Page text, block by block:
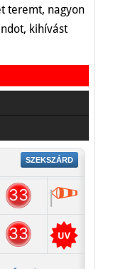
teremt, nagyon
kihívást